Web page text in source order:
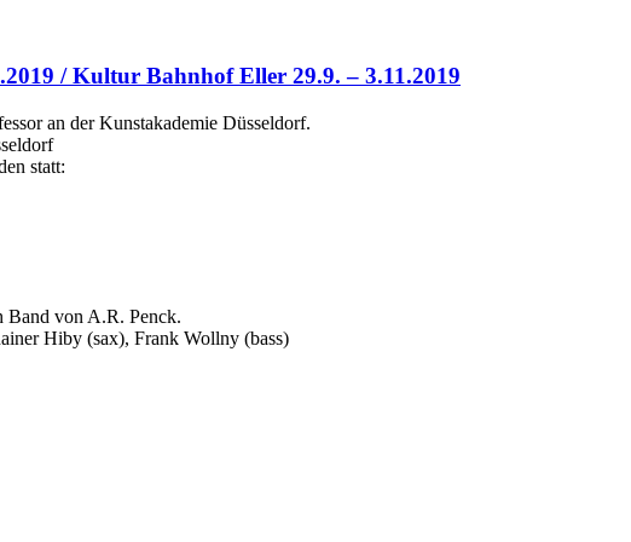
/ Kultur Bahnhof Eller 29.9. – 3.11.2019
an der Kunstakademie Düsseldorf.
statt:
Band von A.R. Penck.
Hiby (sax), Frank Wollny (bass)